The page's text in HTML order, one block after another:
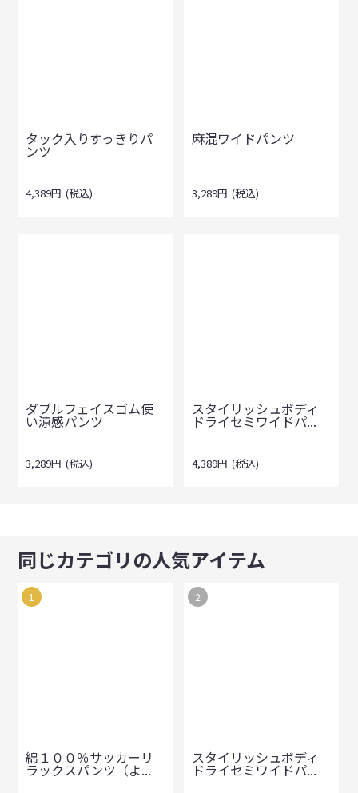
タック入りすっきりパ
ンツ
4,389円 (税込)
麻混ワイドパンツ
3,289円 (税込)
ダブルフェイスゴム使
い涼感パンツ
3,289円 (税込)
スタイリッシュボディ
ドライセミワイドパ...
4,389円 (税込)
同じカテゴリの人気アイテム
1
綿１００％サッカーリ
ラックスパンツ（よ...
2
スタイリッシュボディ
ドライセミワイドパ...